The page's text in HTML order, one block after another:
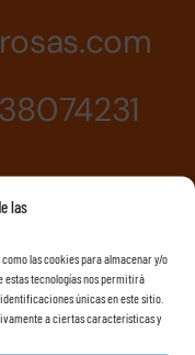
las
las cookies para almacenar y/o
tecnologías nos permitirá
únicas en este sitio.
a ciertas características y